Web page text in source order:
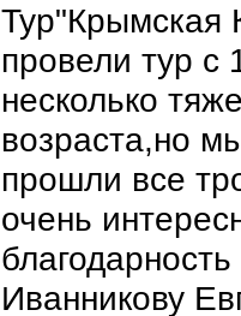
Тур"Крымская
провели тур
несколько
возраста,но
прошли все
очень
Иванникову